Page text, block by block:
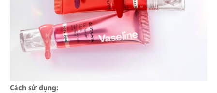
Cách sử dụng: